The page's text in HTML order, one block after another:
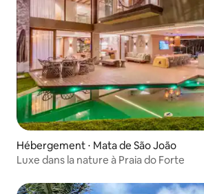
Hébergement ⋅ Mata de São João
Luxe dans la nature à Praia do Forte